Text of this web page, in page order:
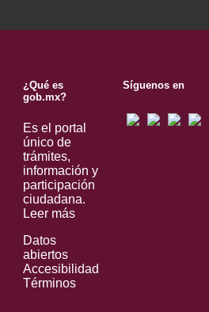
¿Qué es
gob.mx?
Es el portal
único de
trámites,
información y
participación
ciudadana.
Leer más
Datos
abiertos
Accesibilidad
Términos
Síguenos en